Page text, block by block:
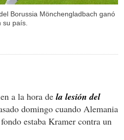
Borussia Mönchengladbach ganó
su país.
a la hora de la lesión del
domingo cuando Alemania
estaba Kramer contra un